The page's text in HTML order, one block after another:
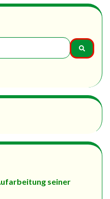
seiner